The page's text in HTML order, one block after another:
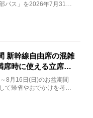
パス」を2026年7月31日
新幹線自由席の混雑
席時に使える立席特
8月16日(日)のお盆期間
て帰省やおでかけを考え